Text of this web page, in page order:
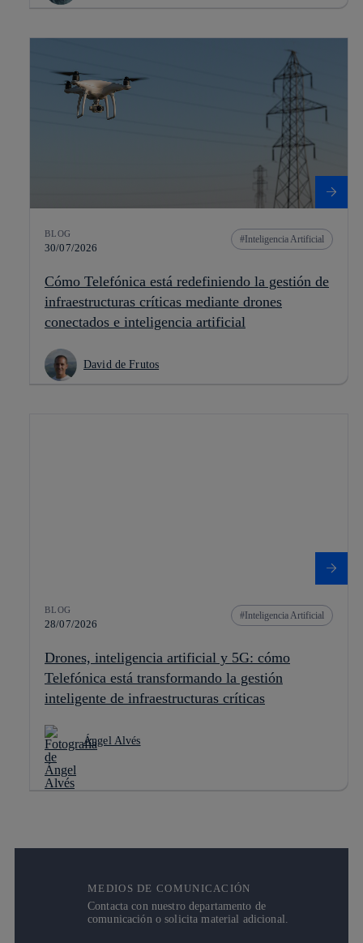
BLOG
30/07/2026
Inteligencia Artificial
Cómo Telefónica está redefiniendo la gestión de
infraestructuras críticas mediante drones
conectados e inteligencia artificial
David de Frutos
BLOG
28/07/2026
Inteligencia Artificial
Drones, inteligencia artificial y 5G: cómo
Telefónica está transformando la gestión
inteligente de infraestructuras críticas
Ángel Alvés
MEDIOS DE COMUNICACIÓN
Contacta con nuestro departamento de
comunicación o solicita material adicional.